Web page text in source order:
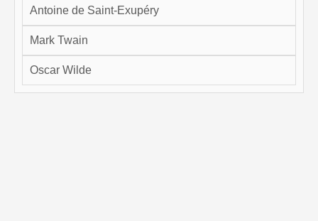
Antoine de Saint-Exupéry
Mark Twain
Oscar Wilde